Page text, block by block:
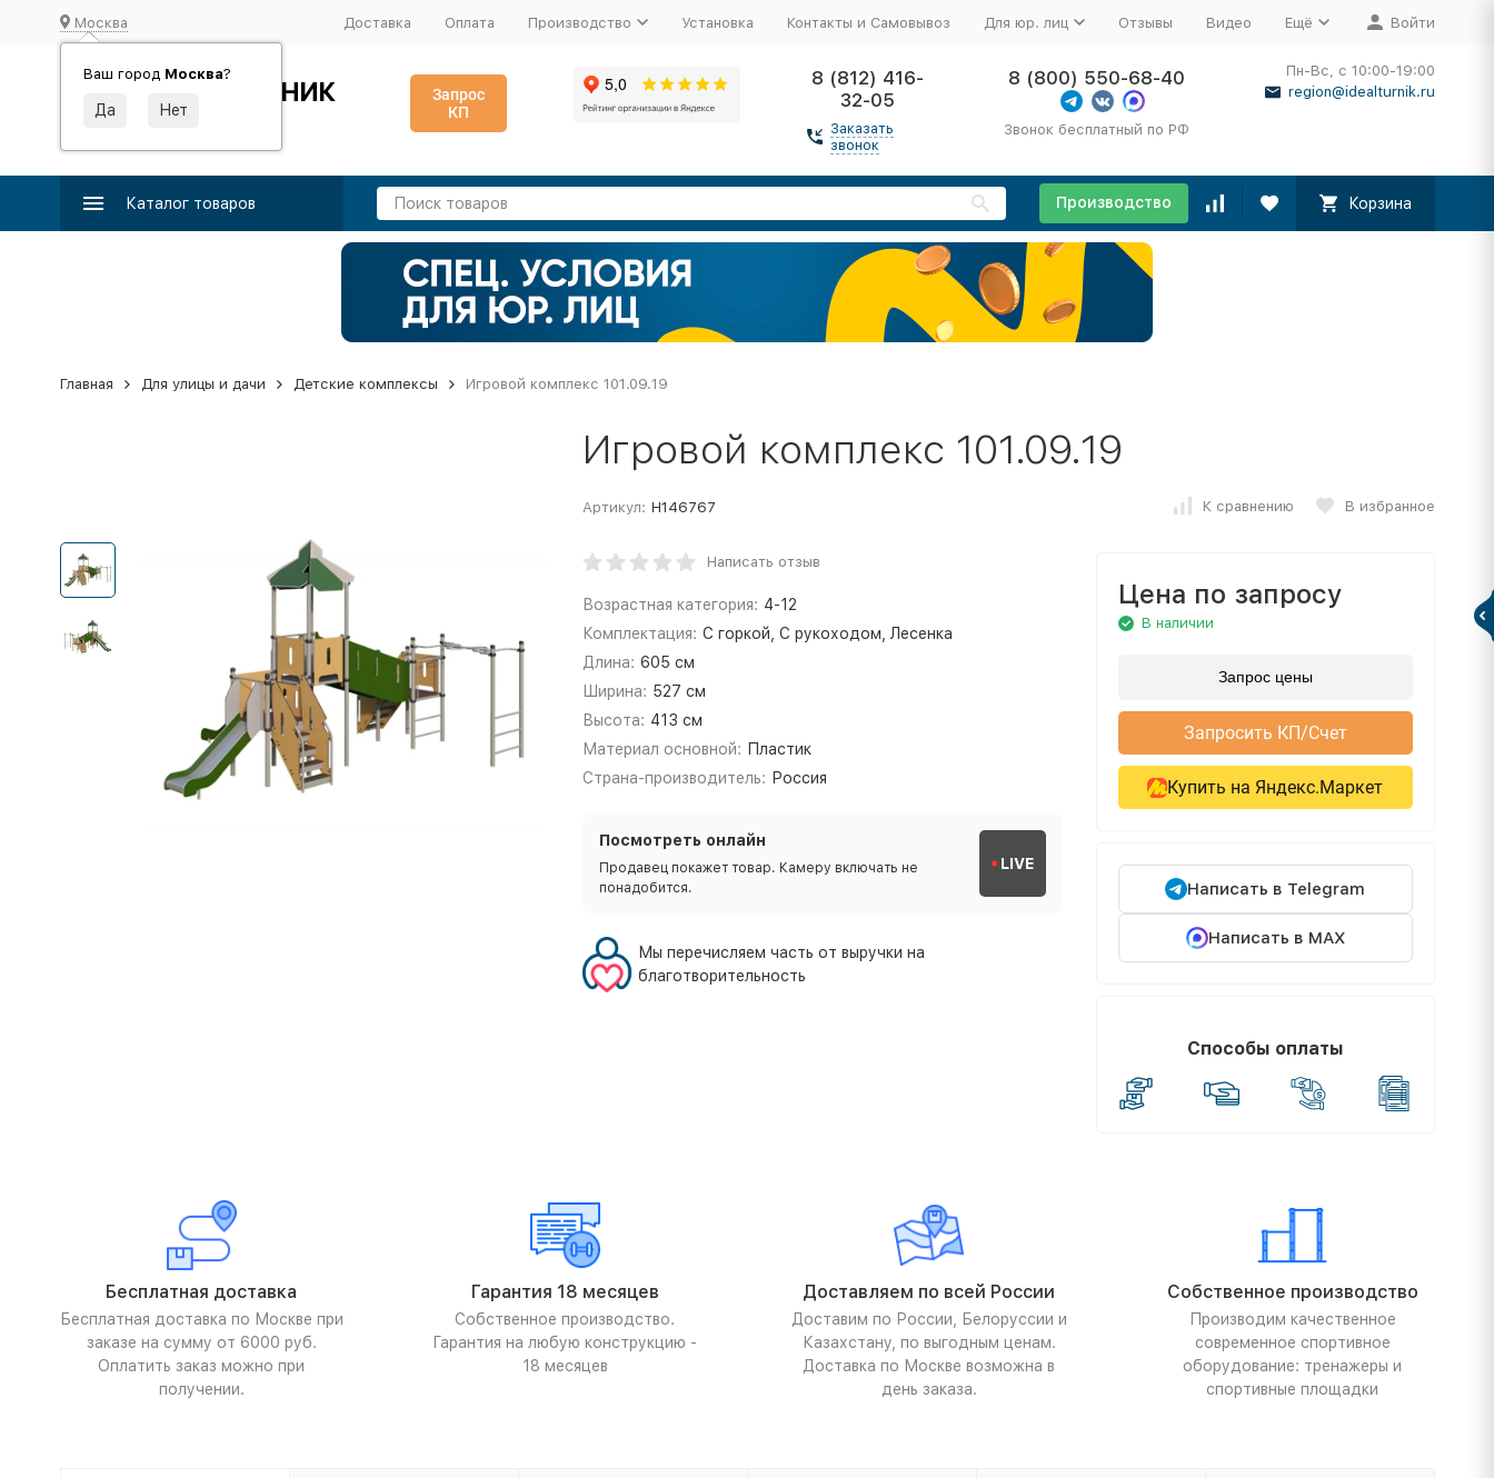
Москва
Ваш город Москва?
Доставка Оплата Производство Установка Контакты и Самовывоз Для юр. лиц Отзывы Видео Ещё Войти
ИДЕАЛЬНЫЙ ТУРНИК
Производство и поставка спортивного оборудования
Запрос
КП
8 (812) 416-
32-05
Заказать
звонок
8 (800) 550-68-40
Звонок бесплатный по РФ
Пн-Вс, с 10:00-19:00
region@idealturnik.ru
Каталог товаров Производство Корзина
Главная Для улицы и дачи Детские комплексы Игровой комплекс 101.09.19
Игровой комплекс 101.09.19
Артикул: Н146767 К сравнению В избранное
Написать отзыв
Возрастная категория: 4-12
Комплектация: С горкой, С рукоходом, Лесенка
Длина: 605 см
Ширина: 527 см
Высота: 413 см
Материал основной: Пластик
Страна-производитель: Россия
Посмотреть онлайн
Продавец покажет товар. Камеру включать не
понадобится.
LIVE
Мы перечисляем часть от выручки на
благотворительность
Цена по запросу
В наличии
Запрос цены
Запросить КП/Счет
Купить на Яндекс.Маркет
Написать в Telegram
Написать в MAX
Способы оплаты
Бесплатная доставка
Бесплатная доставка по Москве при
заказе на сумму от 6000 руб.
Оплатить заказ можно при
получении.
Гарантия 18 месяцев
Собственное производство.
Гарантия на любую конструкцию -
18 месяцев
Доставляем по всей России
Доставим по России, Белоруссии и
Казахстану, по выгодным ценам.
Доставка по Москве возможна в
день заказа.
Собственное производство
Производим качественное
современное спортивное
оборудование: тренажеры и
спортивные площадки